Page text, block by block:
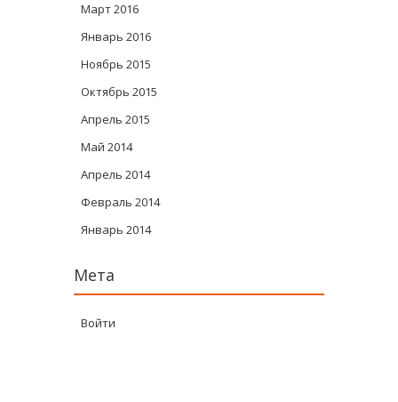
Март 2016
Январь 2016
Ноябрь 2015
Октябрь 2015
Апрель 2015
Май 2014
Апрель 2014
Февраль 2014
Январь 2014
Мета
Войти